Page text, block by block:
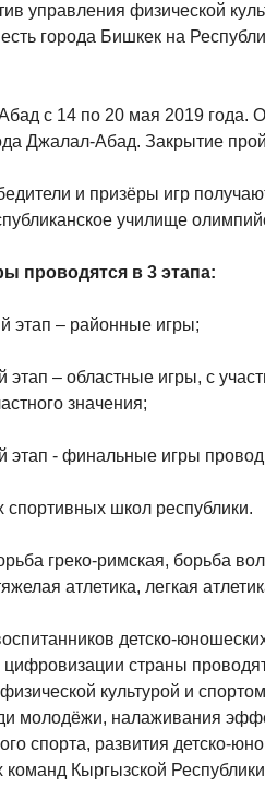
управления физической
города Бишкек на
с 14 по 20 мая 2019 года.
Джалал-Абад. Закрытие
и призёры игр
училище
проводятся в 3 этапа:
этап – районные игры;
этап – областные игры, с
значения;
этап - финальные игры
спортивных школ республики.
греко-римская, борьба
атлетика, легкая
детско-
страны
культурой и
молодёжи, налаживания
спорта, развития детско-
Кыргызской